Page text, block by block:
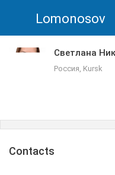
Lomonosov
Светлана
Россия, Kursk
Сontacts